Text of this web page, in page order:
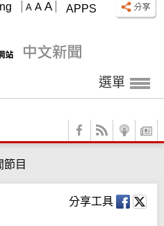
APPS
A A A
選單
節目
分享工具